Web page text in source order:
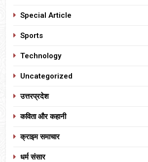
Special Article
Sports
Technology
Uncategorized
उत्तरप्रदेश
कविता और कहानी
क्राइम समाचार
धर्म संसार